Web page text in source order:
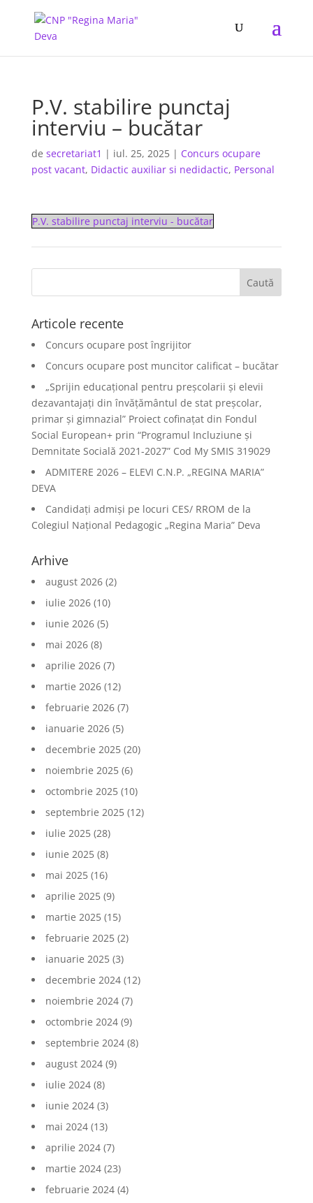
P.V. stabilire punctaj
interviu – bucătar
de secretariat1 | iul. 25, 2025| Concurs ocupare
post vacant, Didactic auxiliar si nedidactic, Personal
P.V. stabilire punctaj interviu - bucătar
Articole recente
Concurs ocupare post îngrijitor
Concurs ocupare post muncitor calificat – bucătar
„Sprijin educațional pentru preșcolarii și elevii
dezavantajați din învățământul de stat preșcolar,
primar și gimnazial” Proiect cofinațat din Fondul
Social European+ prin “Programul Incluziune și
Demnitate Socială 2021-2027” Cod My SMIS 319029
ADMITERE 2026 – ELEVI C.N.P. „REGINA MARIA”
DEVA
Candidați admiși pe locuri CES/ RROM de la
Colegiul Național Pedagogic „Regina Maria” Deva
Arhive
august 2026(2)
iulie 2026(10)
iunie 2026(5)
mai 2026(8)
aprilie 2026(7)
martie 2026(12)
februarie 2026(7)
ianuarie 2026(5)
decembrie 2025(20)
noiembrie 2025(6)
octombrie 2025(10)
septembrie 2025(12)
iulie 2025(28)
iunie 2025(8)
mai 2025(16)
aprilie 2025(9)
martie 2025(15)
februarie 2025(2)
ianuarie 2025(3)
decembrie 2024(12)
noiembrie 2024(7)
octombrie 2024(9)
septembrie 2024(8)
august 2024(9)
iulie 2024(8)
iunie 2024(3)
mai 2024(13)
aprilie 2024(7)
martie 2024(23)
februarie 2024(4)